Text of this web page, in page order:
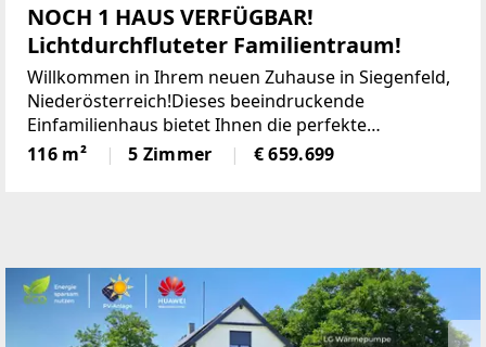
NOCH 1 HAUS VERFÜGBAR!
Lichtdurchfluteter Familientraum!
Willkommen in Ihrem neuen Zuhause in Siegenfeld,
Niederösterreich!Dieses beeindruckende
Einfamilienhaus bietet Ihnen die perfekte
Kombination aus modernem Wohnkomfort und
einer idyllischen Lage. Mit einem erschwinglichen
116 m² 5 Zimmer € 659.699